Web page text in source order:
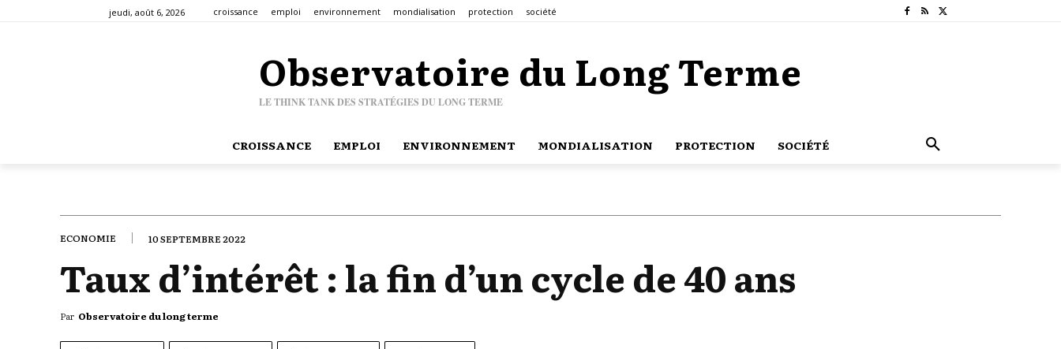
jeudi, août 6, 2026 croissance emploi environnement mondialisation protection société
Observatoire du Long Terme
LE THINK TANK DES STRATÉGIES DU LONG TERME
CROISSANCE EMPLOI ENVIRONNEMENT MONDIALISATION PROTECTION SOCIÉTÉ
ECONOMIE 10 SEPTEMBRE 2022
Taux d’intérêt : la fin d’un cycle de 40 ans
Par Observatoire du long terme